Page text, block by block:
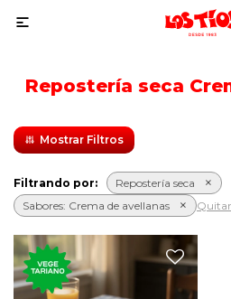

Repostería seca
Filtrando por:
Repostería seca
Sabores: Crema de avellanas